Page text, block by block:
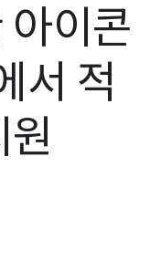
아이콘
서 적